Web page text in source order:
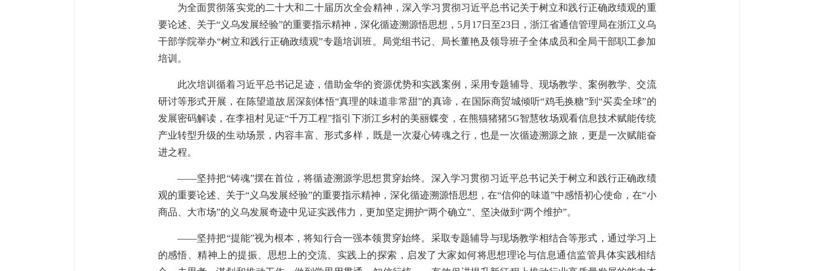
为全面贯彻落实党的二十大和二十届历次全会精神，深入学习贯彻习近平总书记关于树立和践行正确政绩观的重
要论述、关于“义乌发展经验”的重要指示精神，深化循迹溯源悟思想，5月17日至23日，浙江省通信管理局在浙江义乌
干部学院举办“树立和践行正确政绩观”专题培训班。局党组书记、局长董艳及领导班子全体成员和全局干部职工参加
培训。
此次培训循着习近平总书记足迹，借助金华的资源优势和实践案例，采用专题辅导、现场教学、案例教学、交流
研讨等形式开展，在陈望道故居深刻体悟“真理的味道非常甜”的真谛，在国际商贸城倾听“鸡毛换糖”到“买卖全球”的
发展密码解读，在李祖村见证“千万工程”指引下浙江乡村的美丽蝶变，在熊猫猪猪5G智慧牧场观看信息技术赋能传统
产业转型升级的生动场景，内容丰富、形式多样，既是一次凝心铸魂之行，也是一次循迹溯源之旅，更是一次赋能奋
进之程。
——坚持把“铸魂”摆在首位，将循迹溯源学思想贯穿始终。深入学习贯彻习近平总书记关于树立和践行正确政绩
观的重要论述、关于“义乌发展经验”的重要指示精神，深化循迹溯源悟思想，在“信仰的味道”中感悟初心使命，在“小
商品、大市场”的义乌发展奇迹中见证实践伟力，更加坚定拥护“两个确立”、坚决做到“两个维护”。
——坚持把“提能”视为根本，将知行合一强本领贯穿始终。采取专题辅导与现场教学相结合等形式，通过学习上
的感悟、精神上的提振、思想上的交流、实践上的探索，启发了大家如何将思想理论与信息通信监管具体实践相结